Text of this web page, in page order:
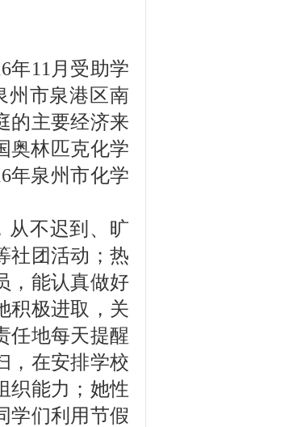
年11 月受助学
州市泉港区南
的主要经济来
奥林匹克化学
年泉州市化学
从不迟到、旷
社团活动 ；热
，能认真做好
积极进取，关
任地每天提醒
，在安排学校
织能力；她性
学们利用节假